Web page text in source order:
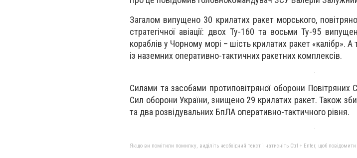
Загалом випущено 30 крилатих ракет морського,
стратегічної авіації: двох Ту-160 та восьми Ту-95
кораблів у Чорному морі – шість крилатих ракет «калібр». А
із наземних оперативно-тактичних ракетних комплексів.
Силами та засобами протиповітряної оборони Повітряних
Сил оборони України, знищено 29 крилатих ракет. Також
та два розвідувальних БпЛА оперативно-тактичного рівня.
Якщо ви помітили помилку, виділіть необхідний текст і натисніть Ctrl + Enter, щоб